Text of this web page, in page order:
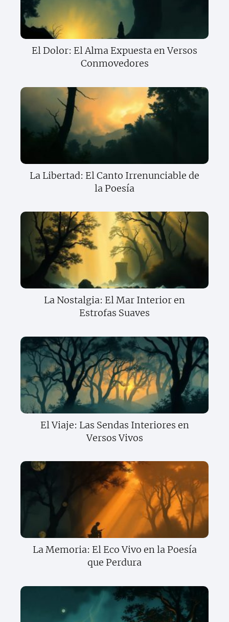
El Dolor: El Alma Expuesta en Versos
Conmovedores
La Libertad: El Canto Irrenunciable de
la Poesía
La Nostalgia: El Mar Interior en
Estrofas Suaves
El Viaje: Las Sendas Interiores en
Versos Vivos
La Memoria: El Eco Vivo en la Poesía
que Perdura